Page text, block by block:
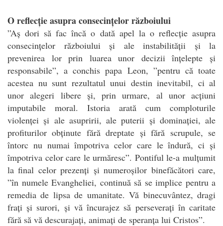
O reflecție asupra consecințelor războiului
”Aș dori să fac încă o dată apel la o reflecție asupra
consecințelor războiului și ale instabilității și la
prevenirea lor prin luarea unor decizii înțelepte și
responsabile”, a conchis papa Leon, ”pentru că toate
acestea nu sunt rezultatul unui destin inevitabil, ci al
unor alegeri libere și, prin urmare, al unor acțiuni
imputabile moral. Istoria arată cum comploturile
violenței și ale asupririi, ale puterii și dominației, ale
profiturilor obținute fără dreptate și fără scrupule, se
întorc nu numai împotriva celor care le îndură, ci și
împotriva celor care le urmăresc”. Pontiful le-a mulțumit
la final celor prezenți și numeroșilor binefăcători care,
”în numele Evangheliei, continuă să se implice pentru a
remedia de lipsa de umanitate. Vă binecuvântez, dragi
frați și surori, și vă încurajez să perseverați în caritate
fără să vă descurajați, animați de speranța lui Cristos”.